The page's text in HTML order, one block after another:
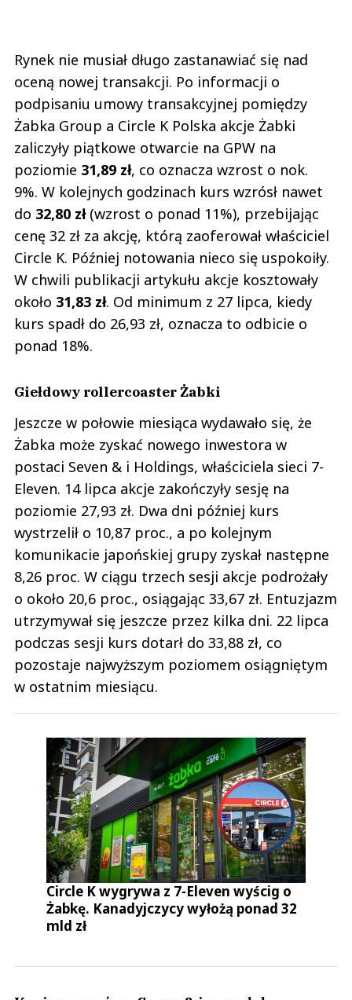
Rynek nie musiał długo zastanawiać się nad
oceną nowej transakcji. Po informacji o
podpisaniu umowy transakcyjnej pomiędzy
Żabka Group a Circle K Polska akcje Żabki
zaliczyły piątkowe otwarcie na GPW na
poziomie 31,89 zł, co oznacza wzrost o nok.
9%. W kolejnych godzinach kurs wzrósł nawet
do 32,80 zł (wzrost o ponad 11%), przebijając
cenę 32 zł za akcję, którą zaoferował właściciel
Circle K. Później notowania nieco się uspokoiły.
W chwili publikacji artykułu akcje kosztowały
około 31,83 zł. Od minimum z 27 lipca, kiedy
kurs spadł do 26,93 zł, oznacza to odbicie o
ponad 18%.
Giełdowy rollercoaster Żabki
Jeszcze w połowie miesiąca wydawało się, że
Żabka może zyskać nowego inwestora w
postaci Seven & i Holdings, właściciela sieci 7-
Eleven. 14 lipca akcje zakończyły sesję na
poziomie 27,93 zł. Dwa dni później kurs
wystrzelił o 10,87 proc., a po kolejnym
komunikacie japońskiej grupy zyskał następne
8,26 proc. W ciągu trzech sesji akcje podrożały
o około 20,6 proc., osiągając 33,67 zł. Entuzjazm
utrzymywał się jeszcze przez kilka dni. 22 lipca
podczas sesji kurs dotarł do 33,88 zł, co
pozostaje najwyższym poziomem osiągniętym
w ostatnim miesiącu.
Circle K wygrywa z 7-Eleven wyścig o
Żabkę. Kanadyjczycy wyłożą ponad 32
mld zł